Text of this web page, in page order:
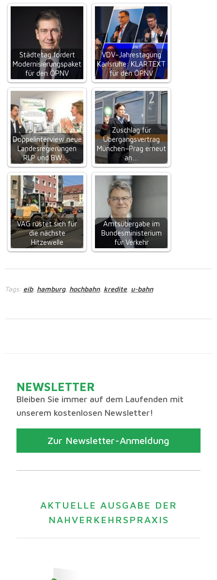
Städtetag fordert
Modernisierungspaket
für den ÖPNV
VDV-Jahrestagung
Karlsruhe: KLARTEXT
für den ÖPNV
Doppelinterview neue
Landesregierungen
RLP und BW:…
Zuschlag für
Übergangsvertrag
München–Prag erneut
an…
VAG rüstet sich für
die nächste
Hitzewelle
Amtsübergabe im
Bundesministerium
für Verkehr
Tags: eib, hamburg, hochbahn, kredite, u-bahn
NEWSLETTER
Bleiben Sie immer auf dem Laufenden mit
unserem kostenlosen Newsletter!
Zur Newsletter-Anmeldung
AKTUELLE AUSGABE DER
NAHVERKEHRSPRAXIS